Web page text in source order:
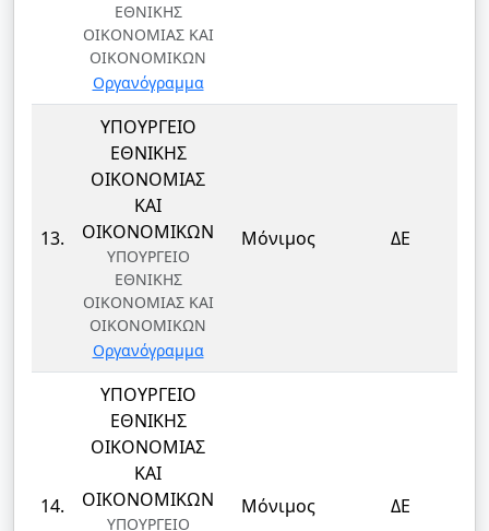
ΕΘΝΙΚΗΣ
ΟΙΚΟΝΟΜΙΑΣ ΚΑΙ
ΟΙΚΟΝΟΜΙΚΩΝ
Οργανόγραμμα
13.
ΥΠΟΥΡΓΕΙΟ
ΕΘΝΙΚΗΣ
ΟΙΚΟΝΟΜΙΑΣ
ΚΑΙ
ΟΙΚΟΝΟΜΙΚΩΝ
ΥΠΟΥΡΓΕΙΟ
ΕΘΝΙΚΗΣ
ΟΙΚΟΝΟΜΙΑΣ ΚΑΙ
ΟΙΚΟΝΟΜΙΚΩΝ
Οργανόγραμμα
Μόνιμος ΔΕ
14.
ΥΠΟΥΡΓΕΙΟ
ΕΘΝΙΚΗΣ
ΟΙΚΟΝΟΜΙΑΣ
ΚΑΙ
ΟΙΚΟΝΟΜΙΚΩΝ
ΥΠΟΥΡΓΕΙΟ
Μόνιμος ΔΕ